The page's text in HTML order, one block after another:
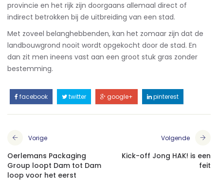
provincie en het rijk zijn doorgaans allemaal direct of
indirect betrokken bij de uitbreiding van een stad.
Met zoveel belanghebbenden, kan het zomaar zijn dat de
landbouwgrond nooit wordt opgekocht door de stad. En
dan zit men ineens vast aan een groot stuk gras zonder
bestemming.
facebook twitter google+ pinterest
Vorige
Oerlemans Packaging
Group loopt Dam tot Dam
loop voor het eerst
Volgende
Kick-off Jong HAK! is een
feit